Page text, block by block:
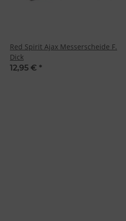
Red Spirit Ajax Messerscheide F.
Dick
12,95 € *